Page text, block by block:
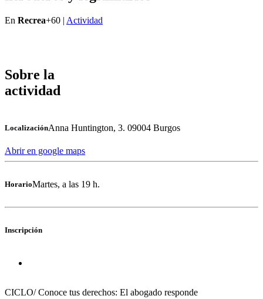
En Recrea+60 | Actividad
Sobre la
actividad
LocalizaciónAnna Huntington, 3. 09004 Burgos
Abrir en google maps
HorarioMartes, a las 19 h.
Inscripción
CICLO/ Conoce tus derechos: El abogado responde